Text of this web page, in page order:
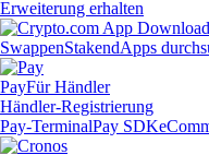
Erweiterung erhalten
SwappenStakendApps
PayFür Händler
Händler-Registrierung
Pay-TerminalPay SDK